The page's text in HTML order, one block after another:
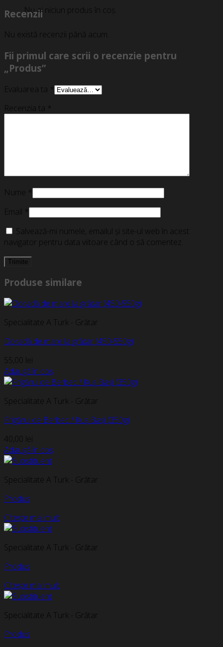
Nu ai niciun produs în coș.
Recenzii
Nu există recenzii până acum.
Fii primul care scrii o recenzie pentru
„Produs”
Evaluarea ta *
Recenzia ta *
Nume *
Email *
Salvează-mi numele, emailul și site-ul web în acest
navigator pentru data viitoare când o să comentez.
Produse similare
Specialitate A Turk - Grătar
Doradă de mare la grătar (450-550g)
55,00 lei
Adaugă în coș
Specialitate A Turk - Grătar
Frigărui de Berbec / Kuș Bași (350g)
40,00 lei
Adaugă în coș
Specialitate A Turk - Grătar
Produs
Citește mai mult
Specialitate A Turk - Grătar
Produs
Citește mai mult
Specialitate A Turk - Grătar
Produs